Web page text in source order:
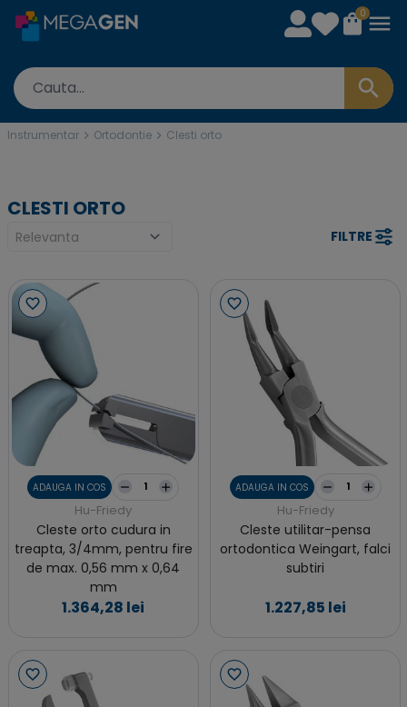
0
Instrumentar Ortodontie Clesti orto
CLESTI ORTO
FILTRE
ADAUGA IN COS
Hu-Friedy
Cleste orto cudura in
treapta, 3/4mm, pentru fire
de max. 0,56 mm x 0,64
mm
1.364,28 lei
ADAUGA IN COS
Hu-Friedy
Cleste utilitar-pensa
ortodontica Weingart, falci
subtiri
1.227,85 lei